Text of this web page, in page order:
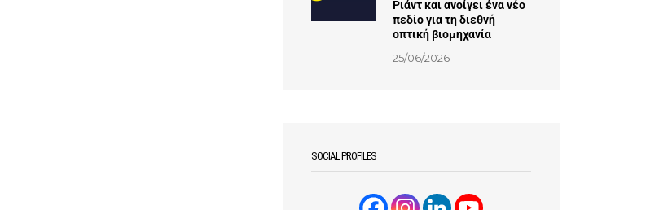
Ριάντ και ανοίγει ένα νέο
πεδίο για τη διεθνή
οπτική βιομηχανία
25/06/2026
SOCIAL PROFILES